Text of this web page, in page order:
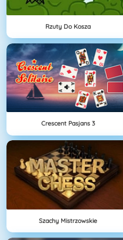
Rzuty Do Kosza
Crescent Pasjans 3
Szachy Mistrzowskie